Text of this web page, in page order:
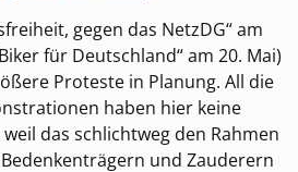
gegen das NetzDG“ am
für Deutschland“ am 20. Mai)
Proteste in Planung. All die
haben hier keine
das schlichtweg den Rahmen
und Zauderern